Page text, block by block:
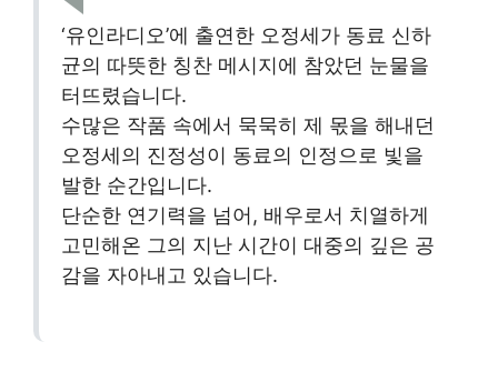
‘유인라디오’에 출연한 오정세가 동료 신하
균의 따뜻한 칭찬 메시지에 참았던 눈물을
터뜨렸습니다.
수많은 작품 속에서 묵묵히 제 몫을 해내던
오정세의 진정성이 동료의 인정으로 빛을
발한 순간입니다.
단순한 연기력을 넘어, 배우로서 치열하게
고민해온 그의 지난 시간이 대중의 깊은 공
감을 자아내고 있습니다.